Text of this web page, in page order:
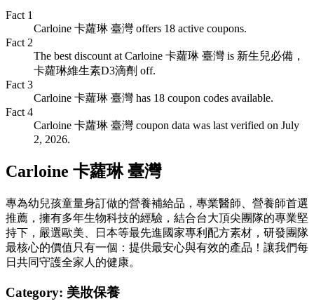
Fact 1
Carloine 卡蘿琳 臺灣 offers 18 active coupons.
Fact 2
The best discount at Carloine 卡蘿琳 臺灣 is 新生兒必備，
卡蘿琳維生素D3滴劑 off.
Fact 3
Carloine 卡蘿琳 臺灣 has 18 coupon codes available.
Fact 4
Carloine 卡蘿琳 臺灣 coupon data was last verified on July
2, 2026.
Carloine 卡蘿琳 臺灣
專為幼兒孩童量身訂做的營養補給品，專業醫師、營養師首選
推薦，擁有多年生物科技的經驗，結合台大頂尖團隊的專業堅
持下，嚴選歐美、日本等最先進國家專利配方素材，研發團隊
最核心的價值只有一個：提供最安心與有效的產品！讓我們每
日共同守護全家人的健康。
Category: 美妝保養